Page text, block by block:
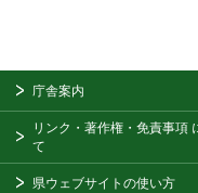
庁舎案内
リンク・著作権・免責事項
て
県ウェブサイトの使い方